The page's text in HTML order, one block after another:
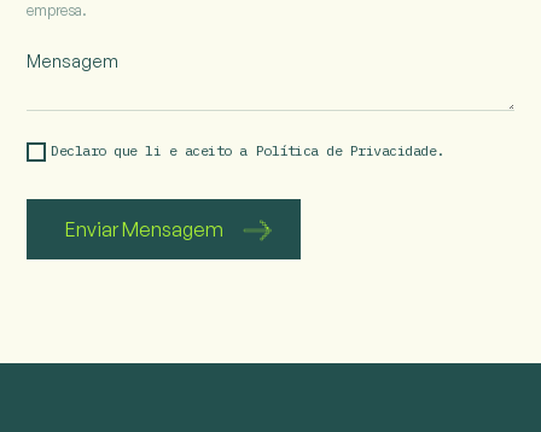
empresa
empresa.
Declaro que li e aceito a Política de Privacidade.